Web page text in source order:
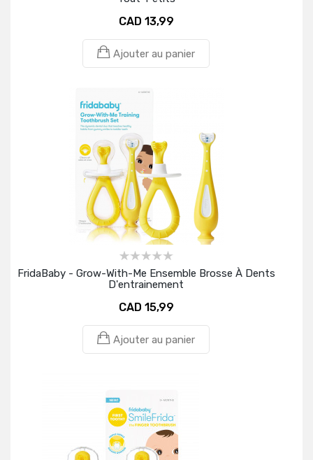
CAD 13,99
Ajouter au panier
FridaBaby - Grow-With-Me Ensemble Brosse À Dents
D'entrainement
CAD 15,99
Ajouter au panier